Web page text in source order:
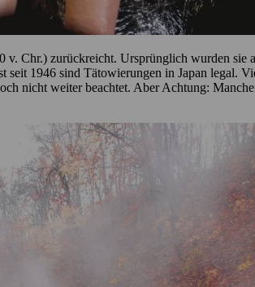
v. Chr.) zurückreicht. Ursprünglich wurden sie
1946 sind Tätowierungen in Japan legal.
nicht weiter beachtet. Aber Achtung: